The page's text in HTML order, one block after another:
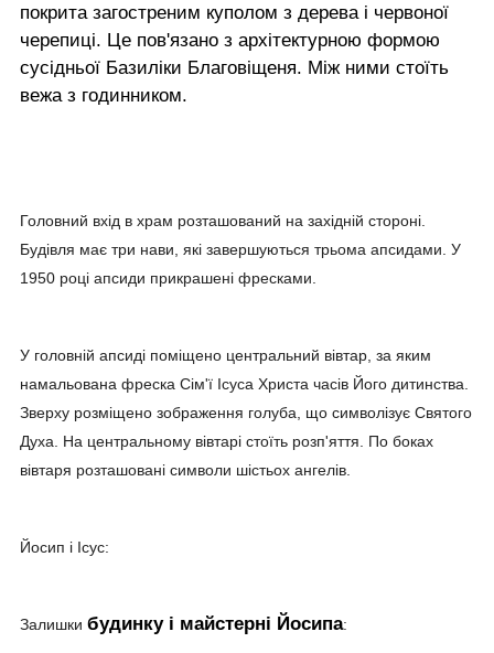
покрита загостреним куполом з дерева і червоної
черепиці. Це пов'язано з архітектурною формою
сусідньої Базиліки Благовіщеня. Між ними стоїть
вежа з годинником.
Головний вхід в храм розташований на західній стороні.
Будівля має три нави, які завершуються трьома апсидами. У
1950 році апсиди прикрашені фресками.
У головній апсиді поміщено центральний вівтар, за яким
намальована фреска Сім'ї Ісуса Христа часів Його дитинства.
Зверху розміщено зображення голуба, що символізує Святого
Духа. На центральному вівтарі стоїть розп'яття. По боках
вівтаря розташовані символи шістьох ангелів.
Йосип і Ісус:
Залишки будинку і майстерні Йосипа: